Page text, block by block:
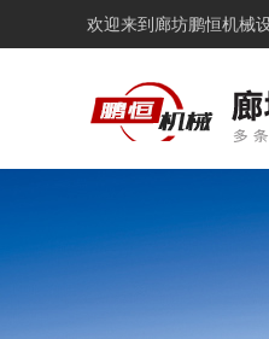
欢迎来到 廊坊鹏恒机械